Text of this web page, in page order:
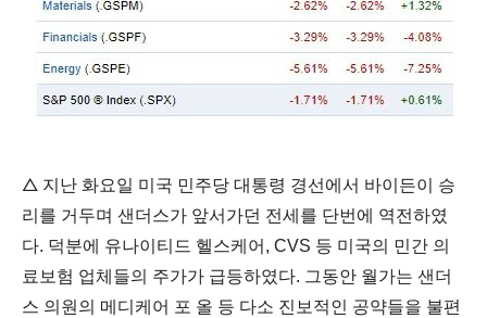
△ 지난 화요일 미국 민주당 대통령 경선에서 바이든이 승
리를 거두며 샌더스가 앞서가던 전세를 단번에 역전하였
다. 덕분에 유나이티드 헬스케어, CVS 등 미국의 민간 의
료보험 업체들의 주가가 급등하였다. 그동안 월가는 샌더
스 의원의 메디케어 포 올 등 다소 진보적인 공약들을 불편